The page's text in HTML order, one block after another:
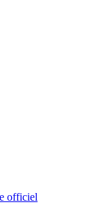
officiel